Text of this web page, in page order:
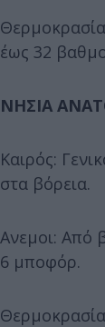
έως 32
ΝΗΣΙΑ
Καιρός:
στα βόρεια.
Ανεμοι: Από
6 μποφόρ.